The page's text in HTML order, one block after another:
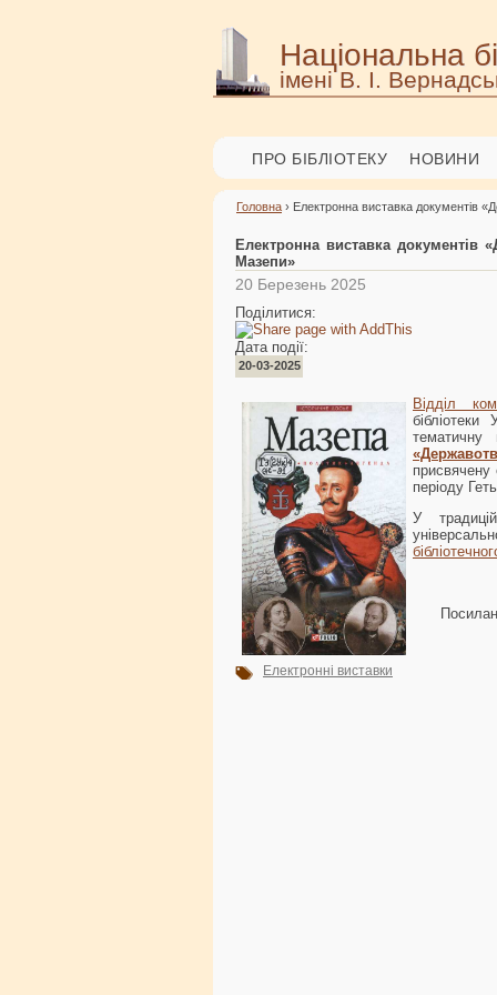
Національна
імені В. І.
ПРО БІБЛІОТЕКУ НОВИНИ
Головна › Електронна виставка документів
Електронна виставка документів
Мазепи»
20 Березень 2025
Поділитися:
Дата події:
20-03-2025
Відділ
тематичну
присвячену
періоду
У
Електронні виставки